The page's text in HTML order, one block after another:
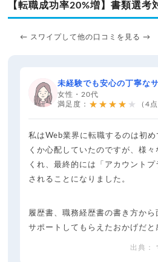
【転職成功率20%増】書類選考
← スワイプして他の口コミを見る →
未経験でも安心の丁寧な
女性・20代
満足度： ★★★★★ （4点
私はWeb業界に転職するのは初
くか心配していたのですが、様
くれ、最終的には「アカウントプ
されることになりました。
履歴書、職務経歴書の書き方から
サポートしてもらえたおかげだと